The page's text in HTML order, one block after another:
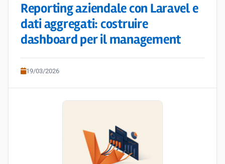
Reporting aziendale con Laravel e
dati aggregati: costruire
dashboard per il management
19/03/2026